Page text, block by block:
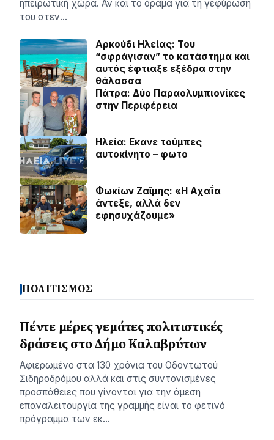
ηπειρωτική χώρα. Αν και το όραμα για τη γεφύρωση
του στεν…
Αρκούδι Ηλείας: Του
“σφράγισαν” το κατάστημα και
αυτός έφτιαξε εξέδρα στην
θάλασσα
Πάτρα: Δύο Παραολυμπιονίκες
στην Περιφέρεια
Ηλεία: Εκανε τούμπες
αυτοκίνητο – φωτο
Φωκίων Ζαϊμης: «Η Αχαΐα
άντεξε, αλλά δεν
εφησυχάζουµε»
ΠΟΛΙΤΙΣΜΟΣ
Πέντε μέρες γεμάτες πολιτιστικές
δράσεις στο Δήμο Καλαβρύτων
Αφιερωμένο στα 130 χρόνια του Οδοντωτού
Σιδηροδρόμου αλλά και στις συντονισμένες
προσπάθειες που γίνονται για την άμεση
επαναλειτουργία της γραμμής είναι το φετινό
πρόγραμμα των εκ…